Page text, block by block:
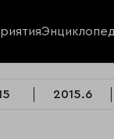
2015.6